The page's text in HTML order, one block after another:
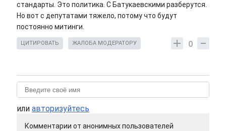
стандарты. Это политика. С Батукаевскими разберутся.
Но вот с депутатами тяжело, потому что будут
постоянно митинги.
0
ЦИТИРОВАТЬ ЖАЛОБА МОДЕРАТОРУ
или авторизуйтесь
Комментарии от анонимных пользователей